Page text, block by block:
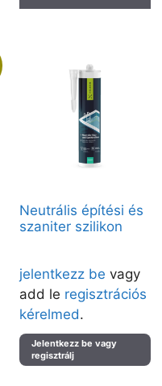
Neutrális építési és
szaniter szilikon
jelentkezz be vagy
add le regisztrációs
kérelmed.
Jelentkezz be vagy
regisztrálj